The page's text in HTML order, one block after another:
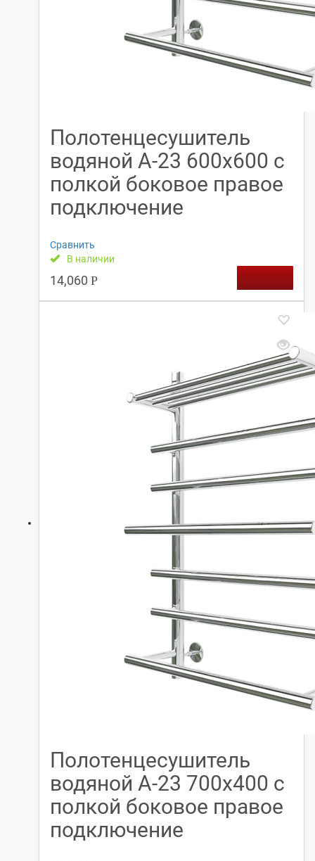
Полотенцесушитель
водяной А-23 600х600 с
полкой боковое правое
подключение
Сравнить
В наличии
14,060 Р
Полотенцесушитель
водяной А-23 700х400 с
полкой боковое правое
подключение